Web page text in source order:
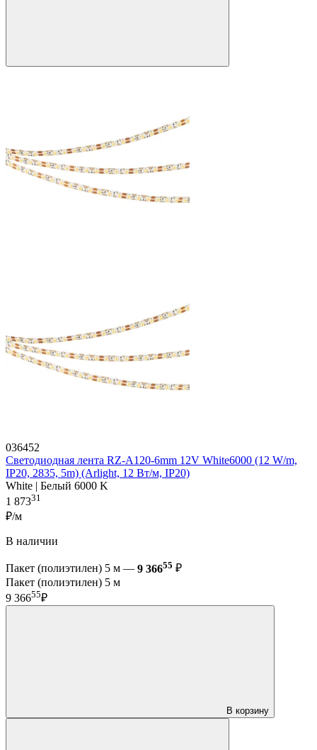
036452
Светодиодная лента RZ-A120-6mm 12V White6000 (12 W/m,
IP20, 2835, 5m) (Arlight, 12 Вт/м, IP20)
White | Белый 6000 K
1 87331
₽/м
В наличии
Пакет (полиэтилен) 5 м — 9 36655 ₽
Пакет (полиэтилен) 5 м
9 36655₽
В корзину